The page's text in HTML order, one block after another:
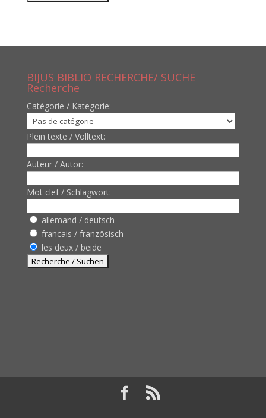
BIJUS BIBLIO RECHERCHE/ SUCHE
Recherche
Catègorie / Kategorie:
Plein texte / Volltext:
Auteur / Autor:
Mot clef / Schlagwort:
allemand / deutsch
francais / französisch
les deux / beide